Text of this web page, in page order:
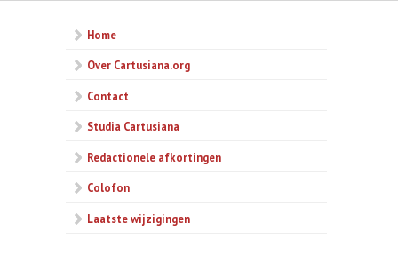
Home
Over Cartusiana.org
Contact
Studia Cartusiana
Redactionele afkortingen
Colofon
Laatste wijzigingen